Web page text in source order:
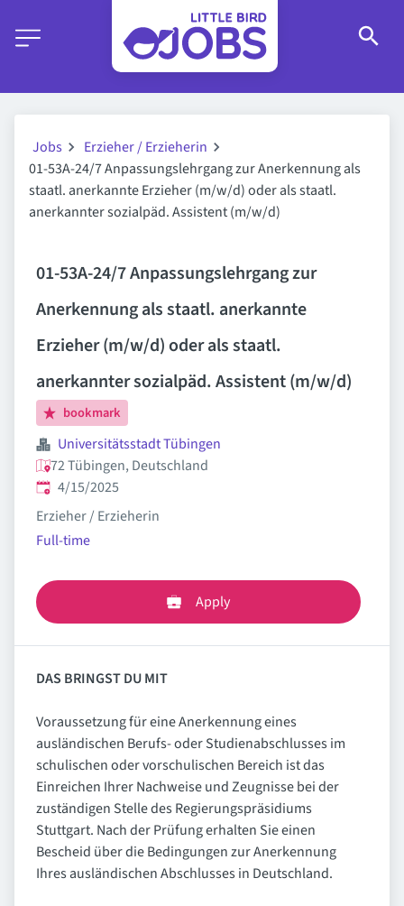
Jobs
Erzieher / Erzieherin
01-53A-24/7 Anpassungslehrgang zur Anerkennung als
staatl. anerkannte Erzieher (m/w/d) oder als staatl.
anerkannter sozialpäd. Assistent (m/w/d)
01-53A-24/7 Anpassungslehrgang zur
Anerkennung als staatl. anerkannte
Erzieher (m/w/d) oder als staatl.
anerkannter sozialpäd. Assistent (m/w/d)
bookmark
Universitätsstadt Tübingen
72 Tübingen, Deutschland
Published:
4/15/2025
Erzieher / Erzieherin
Full-time
Apply
DAS BRINGST DU MIT
Voraussetzung für eine Anerkennung eines
ausländischen Berufs- oder Studienabschlusses im
schulischen oder vorschulischen Bereich ist das
Einreichen Ihrer Nachweise und Zeugnisse bei der
zuständigen Stelle des Regierungspräsidiums
Stuttgart. Nach der Prüfung erhalten Sie einen
Bescheid über die Bedingungen zur Anerkennung
Ihres ausländischen Abschlusses in Deutschland.